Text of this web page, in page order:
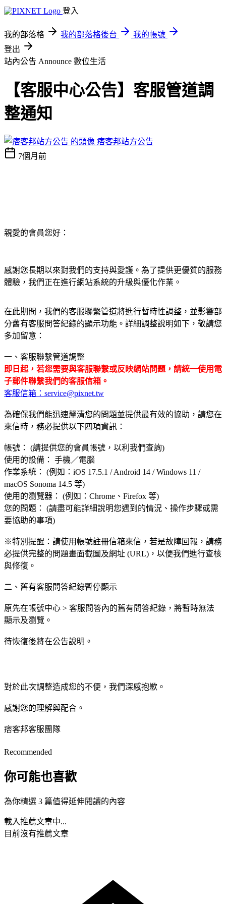
登入
我的部落格 我的部落格後台
我的帳號
登出
站內公告 Announce 數位生活
【客服中心公告】客服管道調
整通知
痞客邦站方公告
7個月前
親愛的會員您好：
感謝您長期以來對我們的支持與愛護。為了提供更優質的服務
體驗，我們正在進行網站系統的升級與優化作業。
在此期間，我們的客服聯繫管道將進行暫時性調整，並影響部
分舊有客服問答紀錄的顯示功能。詳細調整說明如下，敬請您
多加留意：
一、客服聯繫管道調整
即日起，若您需要與客服聯繫或反映網站問題，請統一使用電
子郵件聯繫我們的客服信箱。
客服信箱：service@pixnet.tw
為確保我們能迅速釐清您的問題並提供最有效的協助，請您在
來信時，務必提供以下四項資訊：
帳號： (請提供您的會員帳號，以利我們查詢)
使用的設備： 手機／電腦
作業系統： (例如：iOS 17.5.1 / Android 14 / Windows 11 /
macOS Sonoma 14.5 等)
使用的瀏覽器： (例如：Chrome、Firefox 等)
您的問題： (請盡可能詳細說明您遇到的情況、操作步驟或需
要協助的事項)
※特別提醒：請使用帳號註冊信箱來信，若是故障回報，請務
必提供完整的問題畫面截圖及網址 (URL)，以便我們進行查核
與修復。
二、舊有客服問答紀錄暫停顯示
原先在帳號中心 > 客服問答內的舊有問答紀錄，將暫時無法
顯示及瀏覽。
待恢復後將在公告說明。
對於此次調整造成您的不便，我們深感抱歉。
感謝您的理解與配合。
痞客邦客服團隊
Recommended
你可能也喜歡
為你精選 3 篇值得延伸閱讀的內容
載入推薦文章中...
目前沒有推薦文章